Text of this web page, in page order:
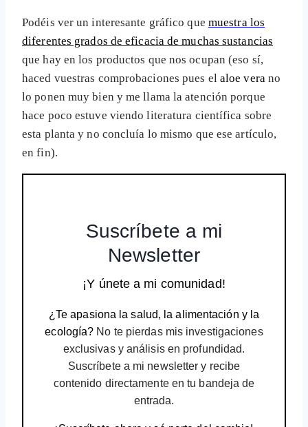
Podéis ver un interesante gráfico que muestra los
diferentes grados de eficacia de muchas sustancias
que hay en los productos que nos ocupan (eso sí,
haced vuestras comprobaciones pues el aloe verano
lo ponen muy bien y me llama la atención porque
hace poco estuve viendo literatura científica sobre
esta planta y no concluía lo mismo que ese artículo,
en fin).
Suscríbete a mi
Newsletter
¡Y únete a mi comunidad!
¿Te apasiona la salud, la alimentación y la
ecología? No te pierdas mis investigaciones
exclusivas y análisis en profundidad.
Suscríbete a mi newsletter y recibe
contenido directamente en tu bandeja de
entrada.